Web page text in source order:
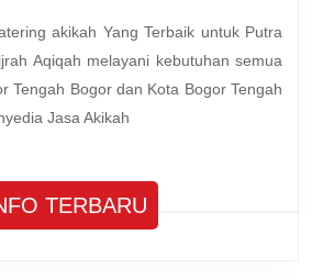
Guling
Bogor
Tengah
Aqiqah melayani kebutuhan semua
Tengah Bogor dan Kota Bogor Tengah
Jasa Akikah
TERBARU